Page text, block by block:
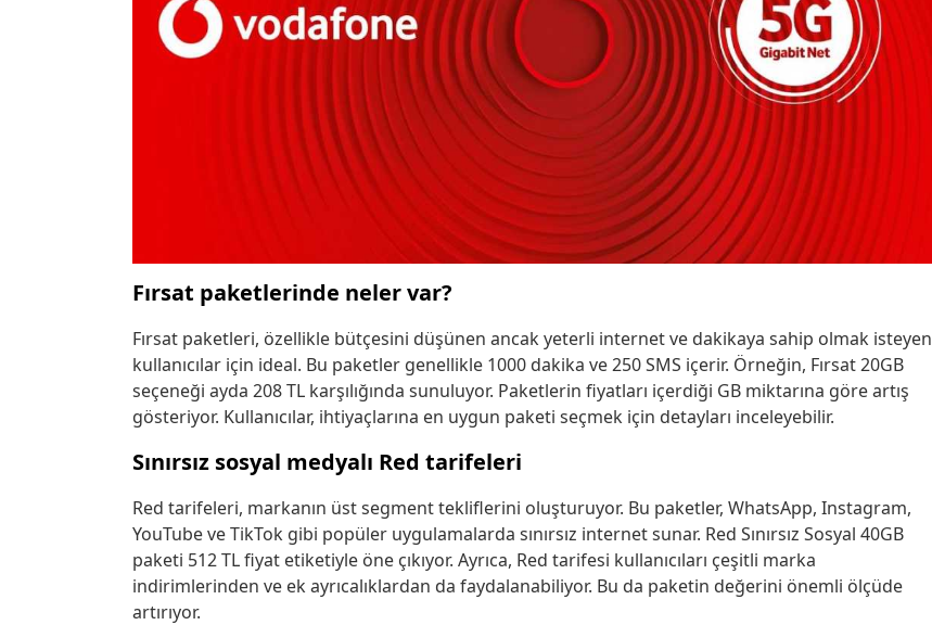
Fırsat paketlerinde neler var?
Fırsat paketleri, özellikle bütçesini düşünen ancak yeterli internet ve dakikaya sahip olmak isteyen
kullanıcılar için ideal. Bu paketler genellikle 1000 dakika ve 250 SMS içerir. Örneğin, Fırsat 20GB
seçeneği ayda 208 TL karşılığında sunuluyor. Paketlerin fiyatları içerdiği GB miktarına göre artış
gösteriyor. Kullanıcılar, ihtiyaçlarına en uygun paketi seçmek için detayları inceleyebilir.
Sınırsız sosyal medyalı Red tarifeleri
Red tarifeleri, markanın üst segment tekliflerini oluşturuyor. Bu paketler, WhatsApp, Instagram,
YouTube ve TikTok gibi popüler uygulamalarda sınırsız internet sunar. Red Sınırsız Sosyal 40GB
paketi 512 TL fiyat etiketiyle öne çıkıyor. Ayrıca, Red tarifesi kullanıcıları çeşitli marka
indirimlerinden ve ek ayrıcalıklardan da faydalanabiliyor. Bu da paketin değerini önemli ölçüde
artırıyor.